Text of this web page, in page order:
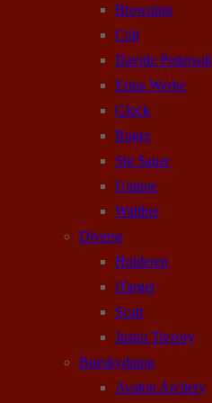
Browning
Colt
Davide Pedersoli
Erma Werke
Glock
Ruger
Sig Sauer
Unique
Walther
Diverse
Holderen
iTarget
Scatt
Justra Trezory
Bueskydning
Avalon Archery